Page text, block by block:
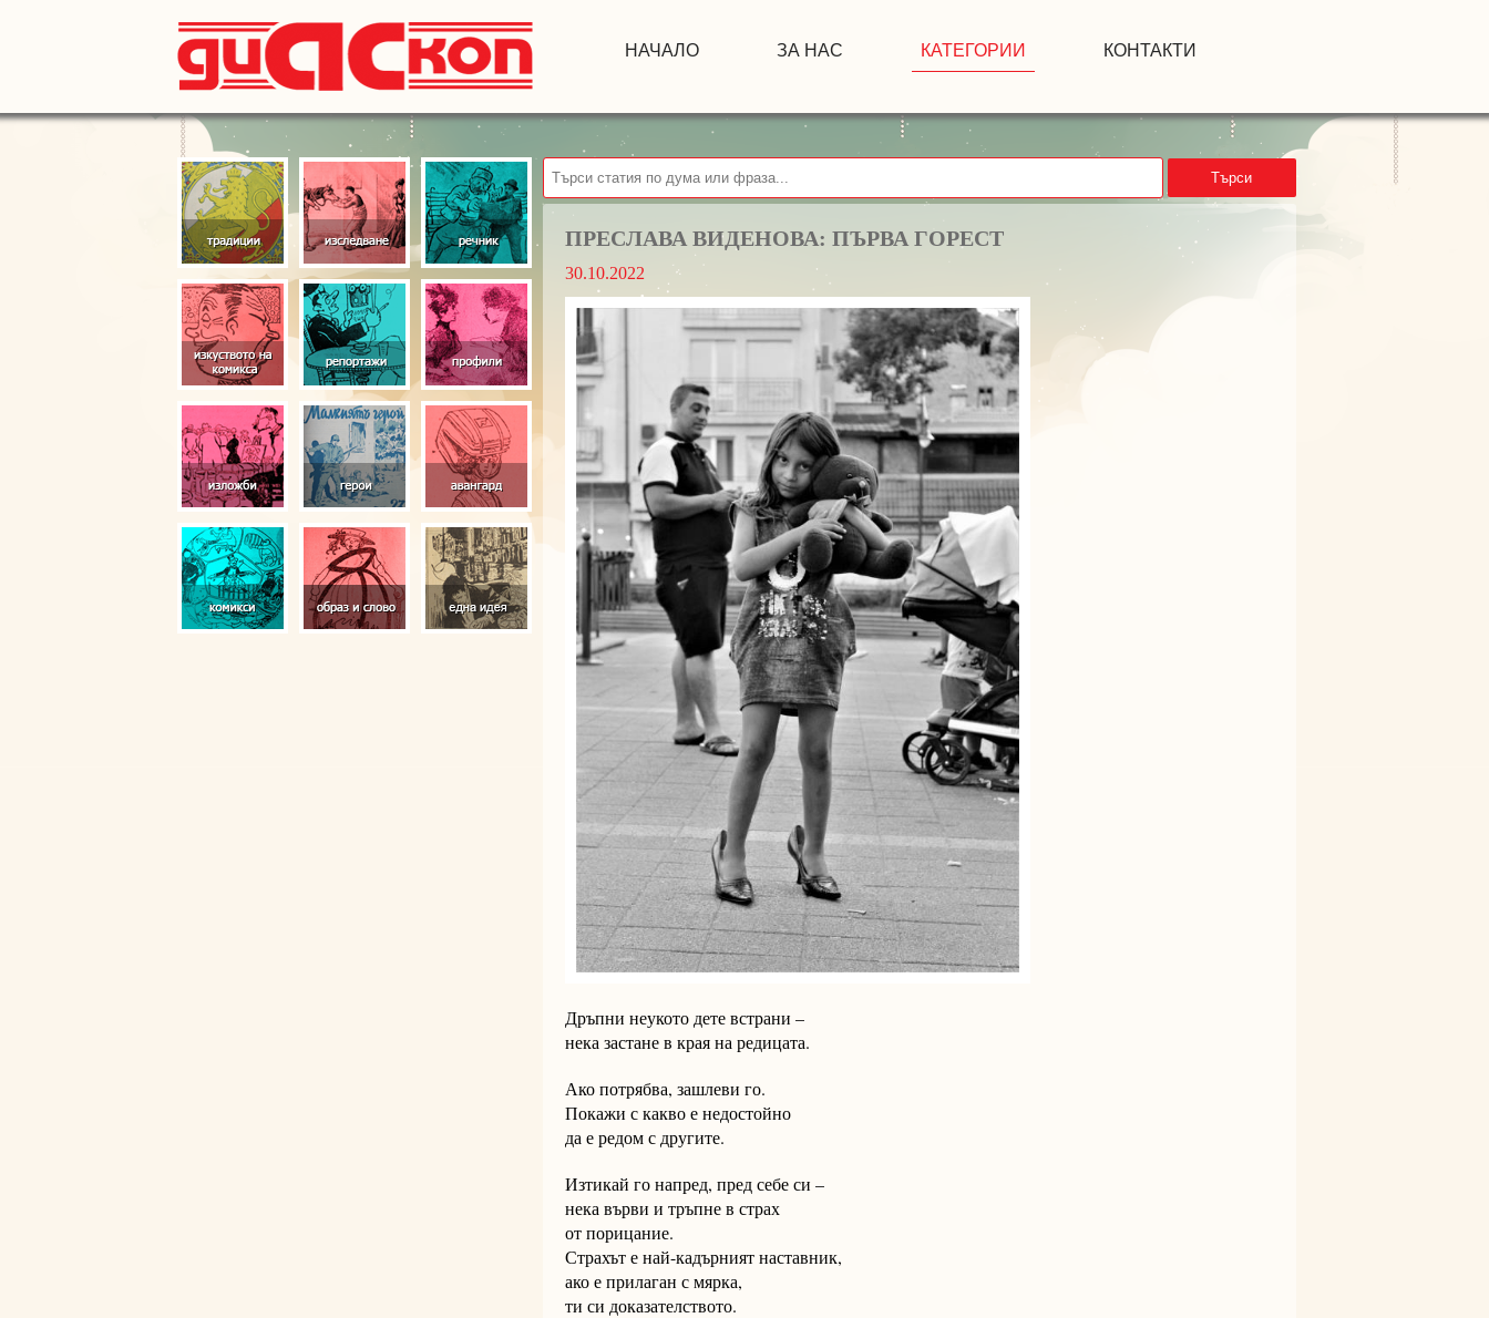
НАЧАЛО ЗА НАС КАТЕГОРИИ КОНТАКТИ
Търси
ПРЕСЛАВА ВИДЕНОВА: ПЪРВА ГОРЕСТ
30.10.2022
Дръпни неукото дете встрани –
нека застане в края на редицата.
Ако потрябва, зашлеви го.
Покажи с какво е недостойно
да е редом с другите.
Изтикай го напред, пред себе си –
нека върви и тръпне в страх
от порицание.
Страхът е най-кадърният наставник,
ако е прилаган с мярка,
ти си доказателството.